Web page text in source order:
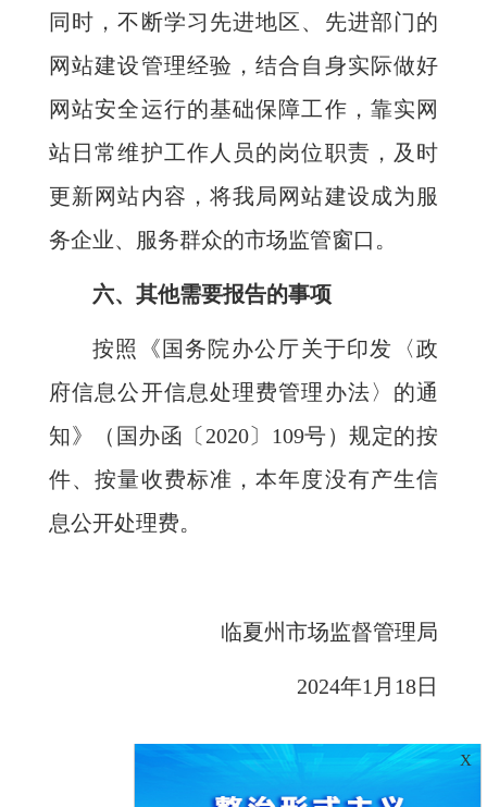
同时，不断学习先进地区、先进部门的
网站建设管理经验，结合自身实际做好
网站安全运行的基础保障工作，靠实网
站日常维护工作人员的岗位职责，及时
更新网站内容，将我局网站建设成为服
务企业、服务群众的市场监管窗口。
六、其他需要报告的事项
按照《国务院办公厅关于印发〈政
府信息公开信息处理费管理办法〉的通
知》（国办函〔2020〕109号）规定的按
件、按量收费标准，本年度没有产生信
息公开处理费。
临夏州市场监督管理局
2024年1月18日
X